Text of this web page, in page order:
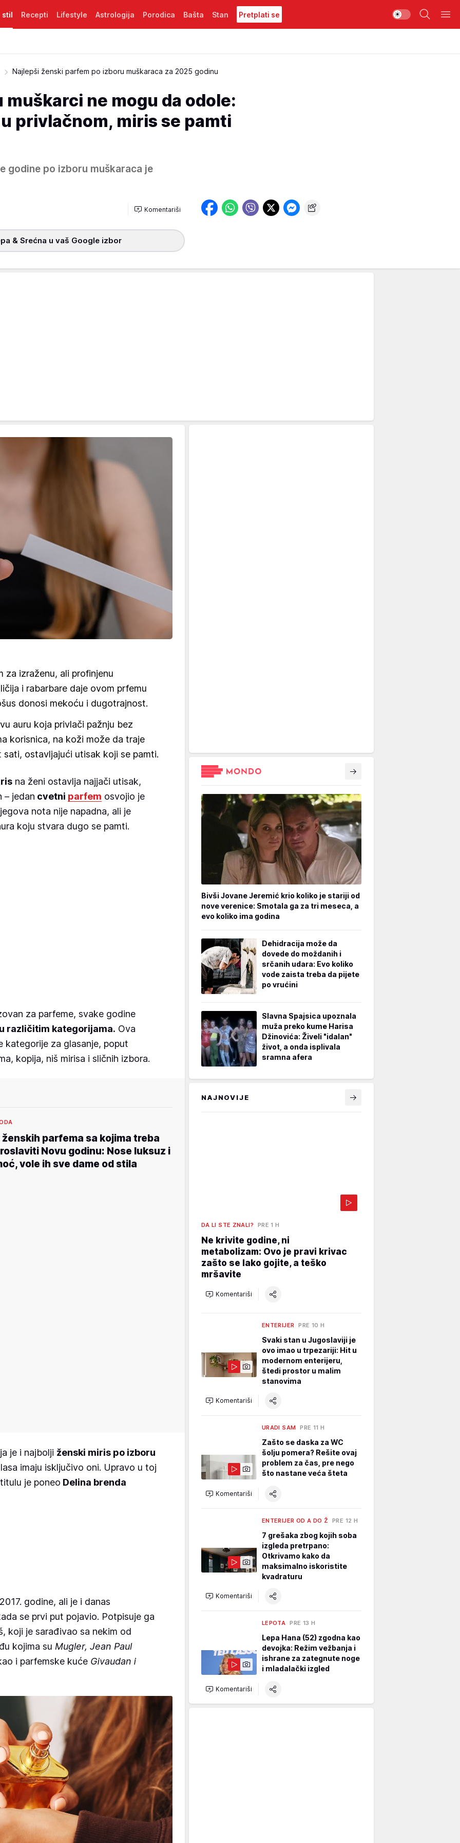
stil Recepti Lifestyle Astrologija Porodica Bašta Stan Pretplati se
Najlepši ženski parfem po izboru muškaraca za 2025 godinu
ne mogu da odole:
privlačnom, miris se pamti
godine po izboru muškaraca je
Komentariši
& Srećna u vaš Google izbor
za izraženu, ali profinjenu
i rabarbare daje ovom prfemu
donosi mekoću i dugotrajnost.
auru koja privlači pažnju bez
korisnica, na koži može da traje
sati, ostavljajući utisak koji se pamti.
na ženi ostavlja najjači utisak,
– jedan cvetni parfem osvojio je
nota nije napadna, ali je
koju stvara dugo se pamti.
za parfeme, svake godine
različitim kategorijama. Ova
kategorije za glasanje, poput
kopija, niš mirisa i sličnih izbora.
ženskih parfema sa kojima treba
Novu godinu: Nose luksuz i
vole ih sve dame od stila
je i najbolji ženski miris po izboru
imaju isključivo oni. Upravo u toj
je poneo Delina brenda
godine, ali je i danas
se prvi put pojavio. Potpisuje ga
koji je sarađivao sa nekim od
kojima su Mugler, Jean Paul
i parfemske kuće Givaudan i
Bivši Jovane Jeremić krio koliko je stariji od
nove verenice: Smotala ga za tri meseca, a
evo koliko ima godina
Dehidracija može da
dovede do moždanih i
srčanih udara: Evo koliko
vode zaista treba da pijete
po vrućini
Slavna Spajsica upoznala
muža preko kume Harisa
Džinovića: Živeli "idalan"
život, a onda isplivala
sramna afera
NAJNOVIJE
DA LI STE ZNALI? PRE 1 H
Ne krivite godine, ni
metabolizam: Ovo je pravi krivac
zašto se lako gojite, a teško
mršavite
Komentariši
ENTERIJER PRE 10 H
Svaki stan u Jugoslaviji je
ovo imao u trpezariji: Hit u
modernom enterijeru,
štedi prostor u malim
stanovima
Komentariši
URADI SAM PRE 11 H
Zašto se daska za WC
šolju pomera? Rešite ovaj
problem za čas, pre nego
što nastane veća šteta
Komentariši
ENTERIJER OD A DO Ž PRE 12 H
7 grešaka zbog kojih soba
izgleda pretrpano:
Otkrivamo kako da
maksimalno iskoristite
kvadraturu
Komentariši
LEPOTA PRE 13 H
Lepa Hana (52) zgodna kao
devojka: Režim vežbanja i
ishrane za zategnute noge
i mladalački izgled
Komentariši